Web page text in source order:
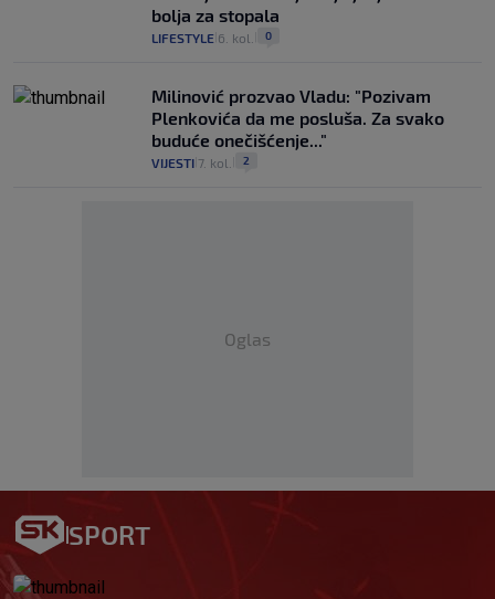
bolja za stopala
LIFESTYLE 6. kol. 0
Milinović prozvao Vladu: "Pozivam
Plenkovića da me posluša. Za svako
buduće onečišćenje..."
VIJESTI 7. kol. 2
Oglas
SPORT